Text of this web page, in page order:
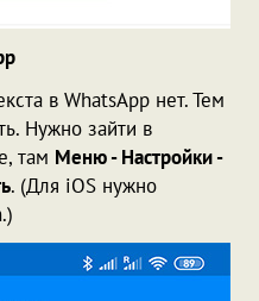
в WhatsApp нет. Тем
Нужно зайти в
там Меню - Настройки -
. (Для iOS нужно